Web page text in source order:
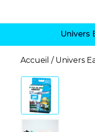
Univers
Accueil Univers